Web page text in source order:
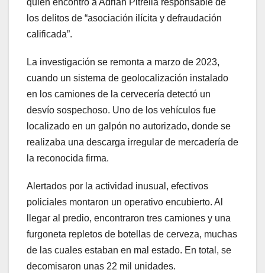
los delitos de “asociación ilícita y defraudación
calificada”.
La investigación se remonta a marzo de 2023,
cuando un sistema de geolocalización instalado
en los camiones de la cervecería detectó un
desvío sospechoso. Uno de los vehículos fue
localizado en un galpón no autorizado, donde se
realizaba una descarga irregular de mercadería de
la reconocida firma.
Alertados por la actividad inusual, efectivos
policiales montaron un operativo encubierto. Al
llegar al predio, encontraron tres camiones y una
furgoneta repletos de botellas de cerveza, muchas
de las cuales estaban en mal estado. En total, se
decomisaron unas 22 mil unidades.